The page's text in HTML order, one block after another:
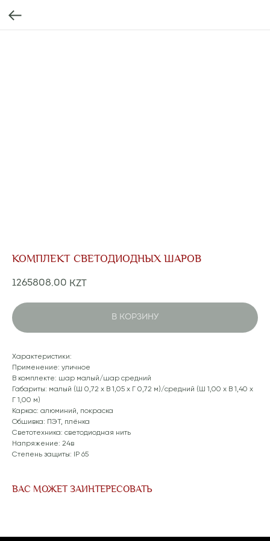
КОМПЛЕКТ СВЕТОДИОДНЫХ ШАРОВ
1265808,00 KZT
В КОРЗИНУ
Характеристики:
Применение: уличное
В комплекте: шар малый/шар средний
Габариты: малый (Ш 0,72 x В 1,05 x Г 0,72 м)/средний (Ш 1,00 x В 1,40 x
Г 1,00 м)
Каркас: алюминий, покраска
Обшивка: ПЭТ, плёнка
Светотехника: светодиодная нить
Напряжение: 24в
Степень защиты: IP 65
ВАС МОЖЕТ ЗАИНТЕРЕСОВАТЬ